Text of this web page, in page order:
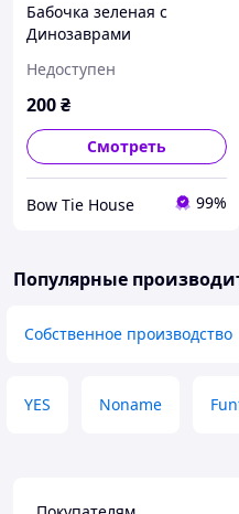
Бабочка зеленая с
Динозаврами
Недоступен
200₴
Смотреть
Bow Tie House 99%
Популярные
Собственное производство
YES Noname